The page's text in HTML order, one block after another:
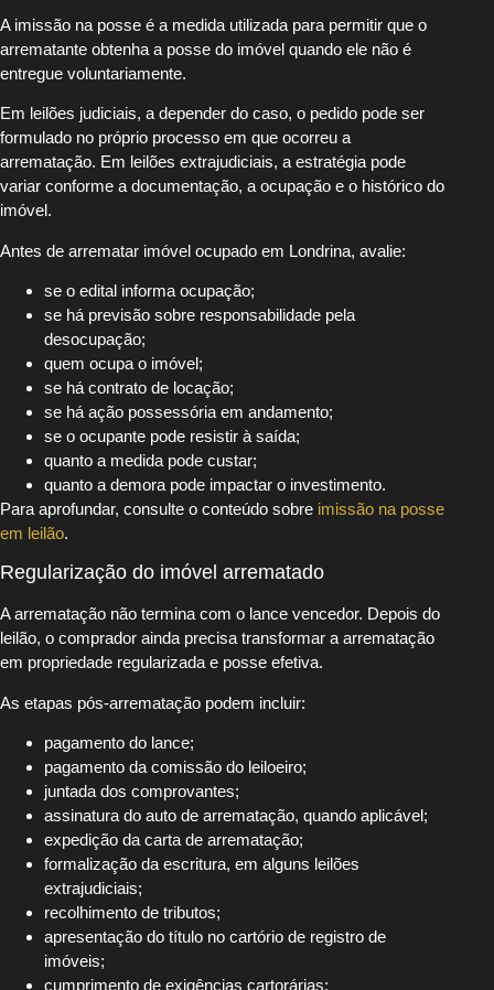
A imissão na posse é a medida utilizada para permitir que o
arrematante obtenha a posse do imóvel quando ele não é
entregue voluntariamente.
Em leilões judiciais, a depender do caso, o pedido pode ser
formulado no próprio processo em que ocorreu a
arrematação. Em leilões extrajudiciais, a estratégia pode
variar conforme a documentação, a ocupação e o histórico do
imóvel.
Antes de arrematar imóvel ocupado em Londrina, avalie:
se o edital informa ocupação;
se há previsão sobre responsabilidade pela
desocupação;
quem ocupa o imóvel;
se há contrato de locação;
se há ação possessória em andamento;
se o ocupante pode resistir à saída;
quanto a medida pode custar;
quanto a demora pode impactar o investimento.
Para aprofundar, consulte o conteúdo sobre imissão na posse
em leilão.
Regularização do imóvel arrematado
A arrematação não termina com o lance vencedor. Depois do
leilão, o comprador ainda precisa transformar a arrematação
em propriedade regularizada e posse efetiva.
As etapas pós-arrematação podem incluir:
pagamento do lance;
pagamento da comissão do leiloeiro;
juntada dos comprovantes;
assinatura do auto de arrematação, quando aplicável;
expedição da carta de arrematação;
formalização da escritura, em alguns leilões
extrajudiciais;
recolhimento de tributos;
apresentação do título no cartório de registro de
imóveis;
cumprimento de exigências cartorárias;